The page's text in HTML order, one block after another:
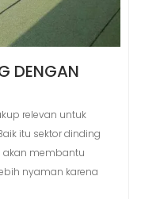
DENGAN
relevan untuk
itu sektor dinding
akan membantu
nyaman karena